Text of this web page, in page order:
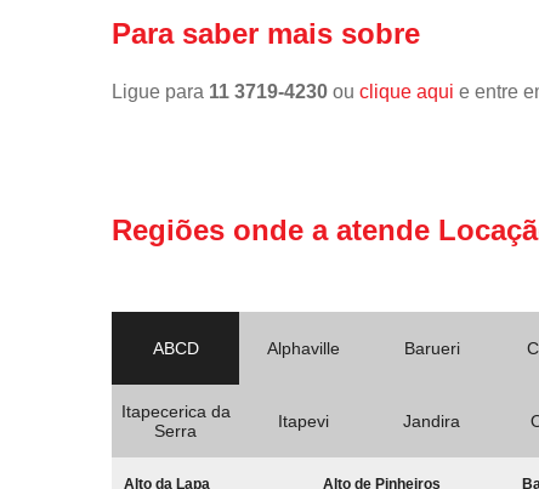
Para saber mais sobre
Ligue para 11 3719-4230 ou clique aqui e entre
Regiões onde a atende
ABCD Alphaville Barueri
Itapecerica da
Serra
Itapevi Jandira
Alto da Lapa Alto de Pinheiros